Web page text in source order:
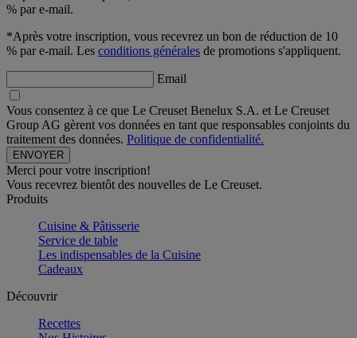
% par e-mail.
*Après votre inscription, vous recevrez un bon de réduction de 10
% par e-mail. Les conditions générales de promotions s'appliquent.
Email
Vous consentez à ce que Le Creuset Benelux S.A. et Le Creuset
Group AG gèrent vos données en tant que responsables conjoints du
traitement des données. Politique de confidentialité.
Merci pour votre inscription!
Vous recevrez bientôt des nouvelles de Le Creuset.
Produits
Cuisine & Pâtisserie
Service de table
Les indispensables de la Cuisine
Cadeaux
Découvrir
Recettes